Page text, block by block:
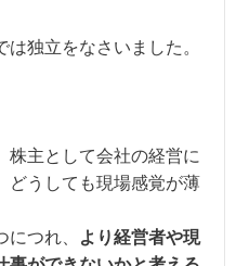
独立をなさいました。
株主として会社の経営に
どうしても現場感覚が薄
つれ、
より経営者や現